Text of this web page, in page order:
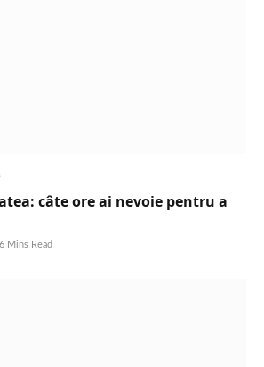
câte ore ai nevoie pentru a
6 Mins Read